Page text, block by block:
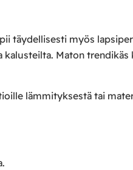
täydellisesti myös
Maton
lämmityksestä tai